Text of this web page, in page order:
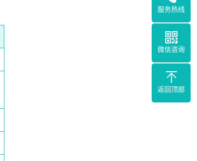
服务热线
微信咨询
返回顶部